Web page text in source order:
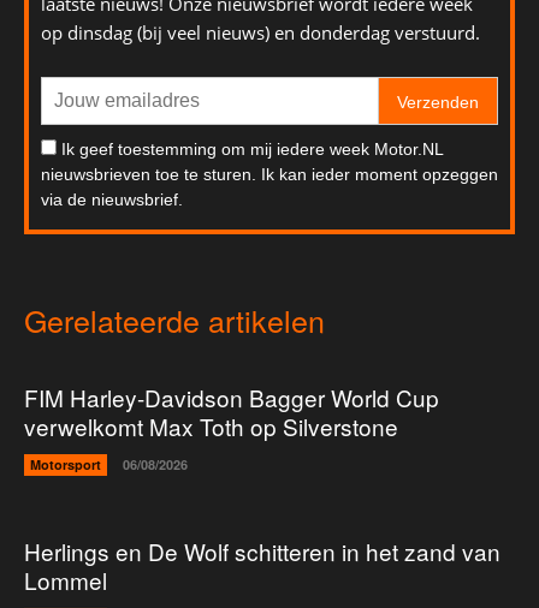
op dinsdag (bij veel nieuws) en donderdag verstuurd.
Verzenden
Ik geef toestemming om mij iedere week Motor.NL
nieuwsbrieven toe te sturen. Ik kan ieder moment opzeggen
via de nieuwsbrief.
Gerelateerde artikelen
FIM Harley-Davidson Bagger World Cup
verwelkomt Max Toth op Silverstone
Motorsport 06/08/2026
Herlings en De Wolf schitteren in het zand van
Lommel